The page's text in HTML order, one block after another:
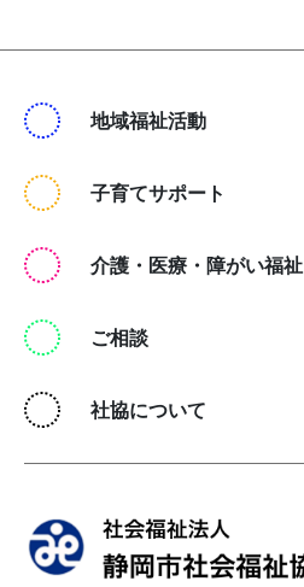
地域福祉活動
子育てサポート
介護・医療・障がい福祉
ご相談
社協について